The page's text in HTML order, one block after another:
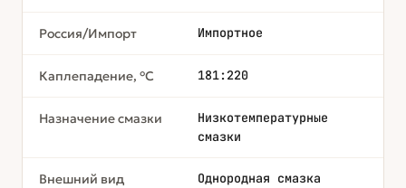
Россия/Импорт Импортное
Каплепадение, °С 181:220
Назначение смазки
Низкотемпературные
смазки
Внешний вид
Однородная смазка